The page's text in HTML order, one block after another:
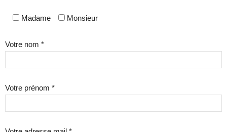
Madame Monsieur
Votre nom *
Votre prénom *